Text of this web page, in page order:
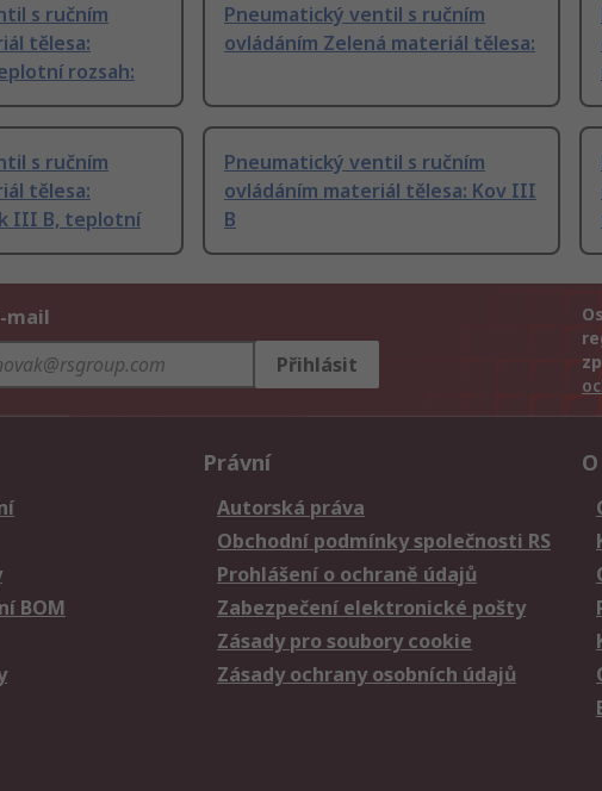
s ručním
tělesa:
rozsah:
Pneumatický ventil s ručním
ovládáním Zelená materiál tělesa:
s ručním
tělesa:
III B, teplotní
Pneumatický ventil s ručním
ovládáním materiál tělesa: Kov III
B
mail
Přihlásit
BOM
Právní
Autorská práva
Obchodní podmínky společnosti RS
Prohlášení o ochraně údajů
Zabezpečení elektronické pošty
Zásady pro soubory cookie
Zásady ochrany osobních údajů